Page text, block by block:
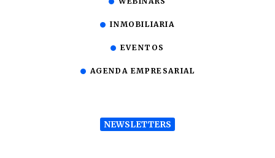
INMOBILIARIA
EVENTOS
AGENDA EMPRESARIAL
NEWSLETTERS